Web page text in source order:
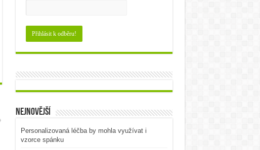
Nejnovější
Personalizovaná léčba by mohla využívat i
vzorce spánku